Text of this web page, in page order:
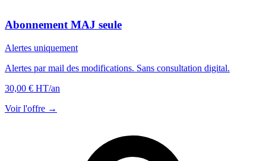
Abonnement MAJ seule
Alertes uniquement
Alertes par mail des modifications. Sans consultation digital.
30,00 € HT/an
Voir l'offre →